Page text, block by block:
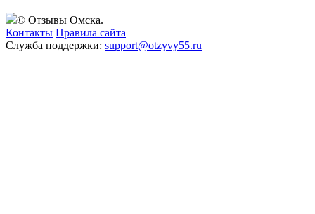
© Отзывы Омска.
Контакты Правила сайта
Служба поддержки: support@otzyvy55.ru